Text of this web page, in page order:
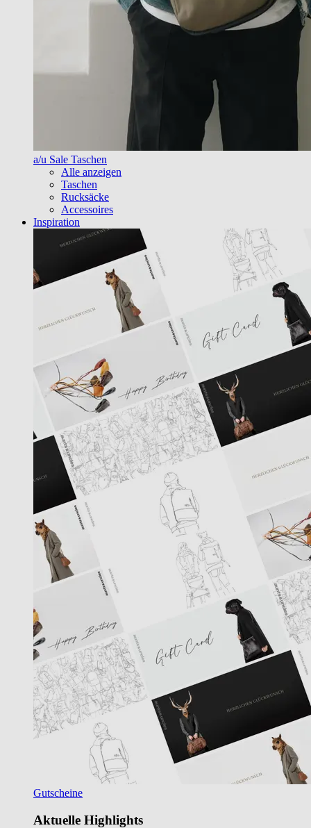
a/u Sale Taschen
Alle anzeigen
Taschen
Rucksäcke
Accessoires
Inspiration
Gutscheine
Aktuelle Highlights